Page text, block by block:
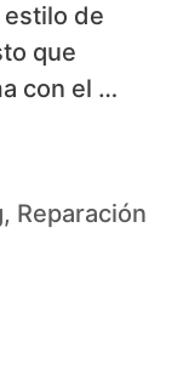
de
que
con el …
, Reparación